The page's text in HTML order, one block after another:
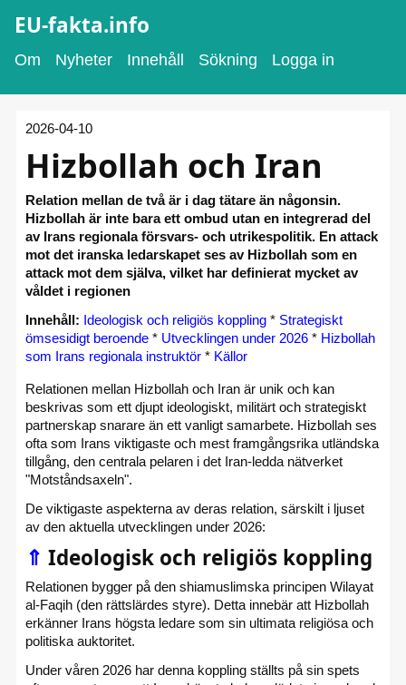
EU-fakta.info
Om Nyheter Innehåll Sökning Logga in
2026-04-10
Hizbollah och Iran
Relation mellan de två är i dag tätare än någonsin.
Hizbollah är inte bara ett ombud utan en integrerad del
av Irans regionala försvars- och utrikespolitik. En attack
mot det iranska ledarskapet ses av Hizbollah som en
attack mot dem själva, vilket har definierat mycket av
våldet i regionen
Innehåll: Ideologisk och religiös koppling * Strategiskt
ömsesidigt beroende * Utvecklingen under 2026 * Hizbollah
som Irans regionala instruktör * Källor
Relationen mellan Hizbollah och Iran är unik och kan
beskrivas som ett djupt ideologiskt, militärt och strategiskt
partnerskap snarare än ett vanligt samarbete. Hizbollah ses
ofta som Irans viktigaste och mest framgångsrika utländska
tillgång, den centrala pelaren i det Iran-ledda nätverket
"Motståndsaxeln".
De viktigaste aspekterna av deras relation, särskilt i ljuset
av den aktuella utvecklingen under 2026:
⇑ Ideologisk och religiös koppling
Relationen bygger på den shiamuslimska principen Wilayat
al-Faqih (den rättslärdes styre). Detta innebär att Hizbollah
erkänner Irans högsta ledare som sin ultimata religiösa och
politiska auktoritet.
Under våren 2026 har denna koppling ställts på sin spets